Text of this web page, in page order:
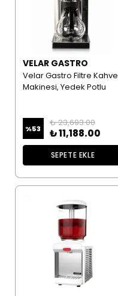
VELAR GASTRO
Velar Gastro Filtre Kahve
Makinesi, Yedek Potlu
%53
₺ 23,693.00
₺ 11,188.00
SEPETE EKLE